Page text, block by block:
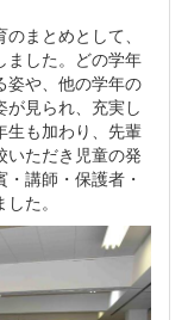
まとめとして、
ました。どの学年
姿や、他の学年の
見られ、充実し
生も加わり、先輩
いただき児童の発
講師・保護者・
た。